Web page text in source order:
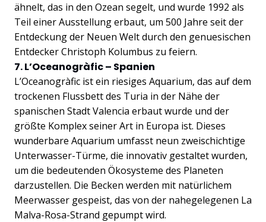
ähnelt, das in den Ozean segelt, und wurde 1992 als
Teil einer Ausstellung erbaut, um 500 Jahre seit der
Entdeckung der Neuen Welt durch den genuesischen
Entdecker Christoph Kolumbus zu feiern.
7. L’Oceanogràfic – Spanien
L’Oceanogràfic ist ein riesiges Aquarium, das auf dem
trockenen Flussbett des Turia in der Nähe der
spanischen Stadt Valencia erbaut wurde und der
größte Komplex seiner Art in Europa ist. Dieses
wunderbare Aquarium umfasst neun zweischichtige
Unterwasser-Türme, die innovativ gestaltet wurden,
um die bedeutenden Ökosysteme des Planeten
darzustellen. Die Becken werden mit natürlichem
Meerwasser gespeist, das von der nahegelegenen La
Malva-Rosa-Strand gepumpt wird.